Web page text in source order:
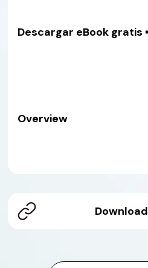
Descargar eBook gratis
Overview